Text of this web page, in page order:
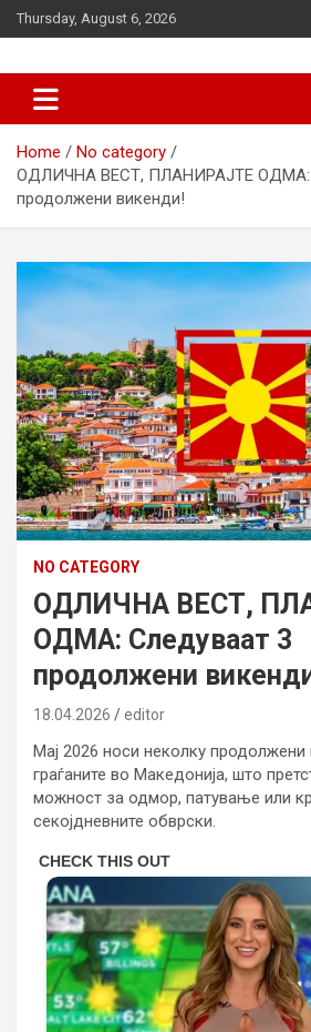
Skip
to
Thursday, August 6, 2026
d7-news.com
Home
No category
ОДЛИЧНА ВЕСТ, ПЛАНИРАЈТЕ ОДМА:
продолжени викенди!
NO CATEGORY
ОДЛИЧНА ВЕСТ,
ОДМА: Следуваат 3
продолжени
18.04.2026 editor
Мај 2026 носи неколку продолжени
граѓаните во Македонија, што
можност за одмор, патување или
секојдневните обврски.